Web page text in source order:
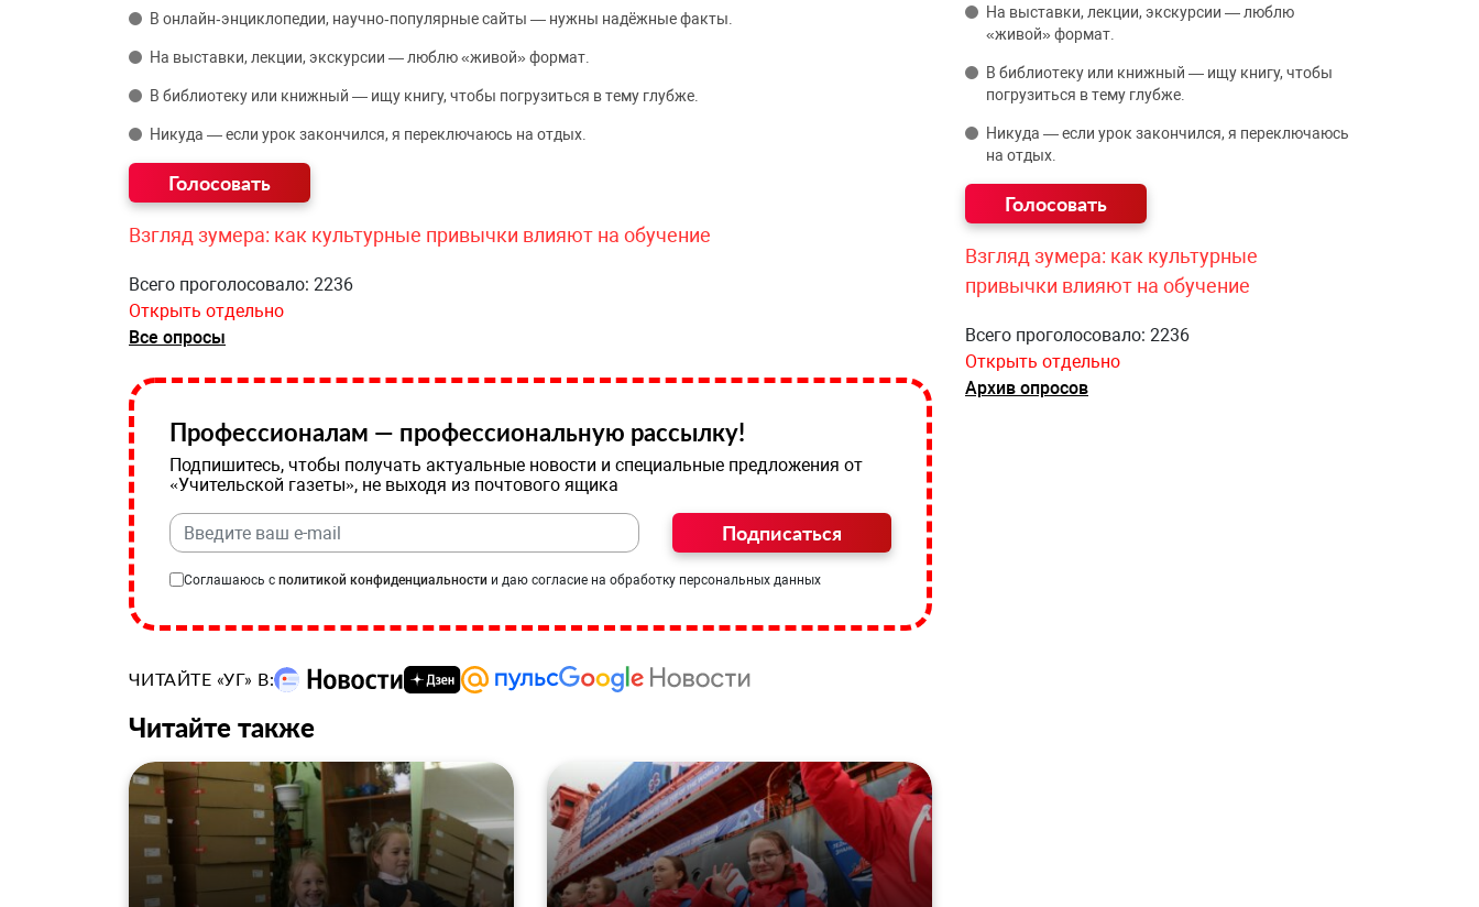
В онлайн‑энциклопедии, научно‑популярные сайты — нужны надёжные факты.
На выставки, лекции, экскурсии — люблю «живой» формат.
В библиотеку или книжный — ищу книгу, чтобы погрузиться в тему глубже.
Никуда — если урок закончился, я переключаюсь на отдых.
Взгляд зумера: как культурные привычки влияют на обучение
Всего проголосовало: 2236
Открыть отдельно
Все опросы
Профессионалам — профессиональную рассылку!
Подпишитесь, чтобы получать актуальные новости и специальные предложения от
«Учительской газеты», не выходя из почтового ящика
Подписаться
Соглашаюсь с политикой конфиденциальности и даю согласие на обработку персональных данных
ЧИТАЙТЕ «УГ» В:
Читайте также
На выставки, лекции, экскурсии — люблю
«живой» формат.
В библиотеку или книжный — ищу книгу, чтобы
погрузиться в тему глубже.
Никуда — если урок закончился, я переключаюсь
на отдых.
Взгляд зумера: как культурные
привычки влияют на обучение
Всего проголосовало: 2236
Открыть отдельно
Архив опросов